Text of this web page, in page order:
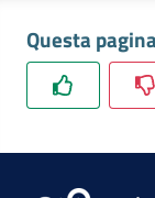
Questa